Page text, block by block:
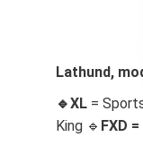
Lathund,
🔹XL =
King 🔹 FXD =